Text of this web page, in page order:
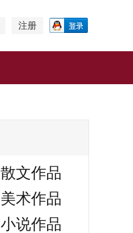
注册
散文作品
美术作品
小说作品